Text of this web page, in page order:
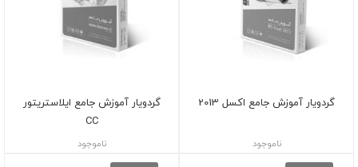
گردویار آموزش جامع اکسل 2013
ناموجود
گردویار آموزش جامع ایلاستریتور
CC
ناموجود